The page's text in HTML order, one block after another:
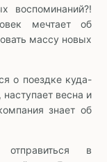
воспоминаний?!
мечтает об
массу новых
о поездке куда-
весна и
знает об
в